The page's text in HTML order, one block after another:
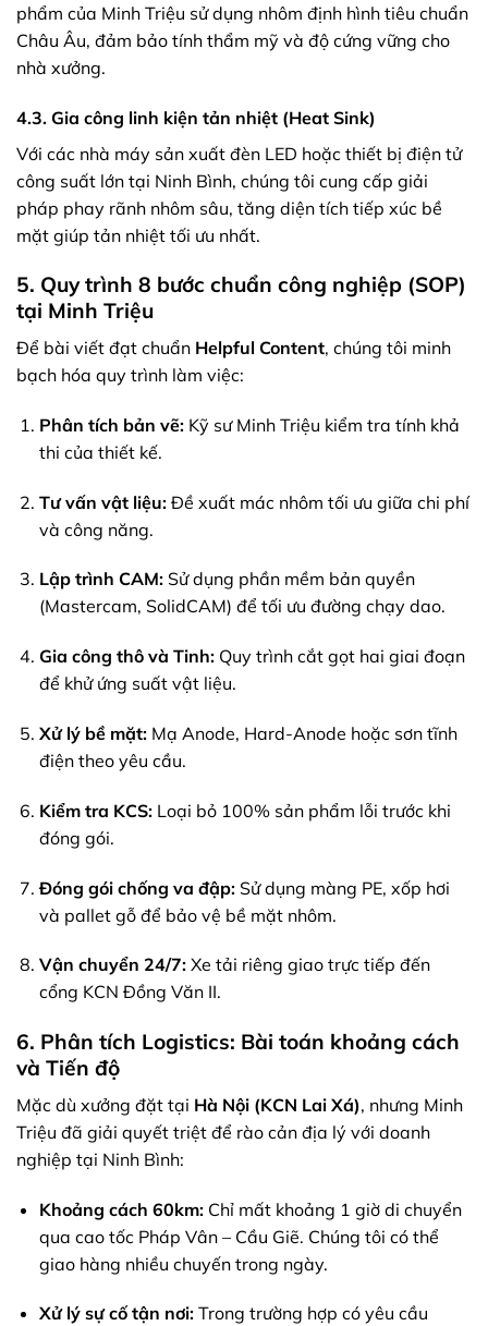
phẩm của Minh Triệu sử dụng nhôm định hình tiêu chuẩn
Châu Âu, đảm bảo tính thẩm mỹ và độ cứng vững cho
nhà xưởng.
4.3. Gia công linh kiện tản nhiệt (Heat Sink)
Với các nhà máy sản xuất đèn LED hoặc thiết bị điện tử
công suất lớn tại Ninh Bình, chúng tôi cung cấp giải
pháp phay rãnh nhôm sâu, tăng diện tích tiếp xúc bề
mặt giúp tản nhiệt tối ưu nhất.
5. Quy trình 8 bước chuẩn công nghiệp (SOP)
tại Minh Triệu
Để bài viết đạt chuẩn Helpful Content, chúng tôi minh
bạch hóa quy trình làm việc:
Phân tích bản vẽ:Kỹ sư Minh Triệu kiểm tra tính khả
thi của thiết kế.
Tư vấn vật liệu:Đề xuất mác nhôm tối ưu giữa chi phí
và công năng.
Lập trình CAM:Sử dụng phần mềm bản quyền
(Mastercam, SolidCAM) để tối ưu đường chạy dao.
Gia công thô và Tinh:Quy trình cắt gọt hai giai đoạn
để khử ứng suất vật liệu.
Xử lý bề mặt:Mạ Anode, Hard-Anode hoặc sơn tĩnh
điện theo yêu cầu.
Kiểm tra KCS:Loại bỏ 100% sản phẩm lỗi trước khi
đóng gói.
Đóng gói chống va đập:Sử dụng màng PE, xốp hơi
và pallet gỗ để bảo vệ bề mặt nhôm.
Vận chuyển 24/7:Xe tải riêng giao trực tiếp đến
cổng KCN Đồng Văn II.
6. Phân tích Logistics: Bài toán khoảng cách
và Tiến độ
Mặc dù xưởng đặt tại Hà Nội (KCN Lai Xá), nhưng Minh
Triệu đã giải quyết triệt để rào cản địa lý với doanh
nghiệp tại Ninh Bình:
Khoảng cách 60km:Chỉ mất khoảng 1 giờ di chuyển
qua cao tốc Pháp Vân – Cầu Giẽ. Chúng tôi có thể
giao hàng nhiều chuyến trong ngày.
Xử lý sự cố tận nơi:Trong trường hợp có yêu cầu